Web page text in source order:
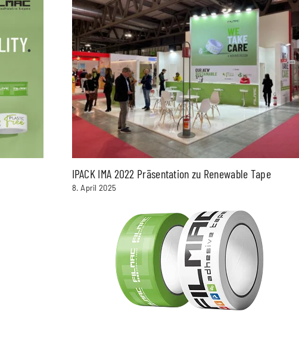
IPACK IMA 2022 Präsentation zu Renewable Tape
8. April 2025